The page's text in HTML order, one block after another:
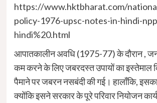
https://www.hktbharat.com/
policy-1976-upsc-notes-in-hindi-
hindi%20.html
आपातकालीन अवधि (1975-77) के दौरान ,
कम करने के लिए जबरदस्त उपायों का इस्तेमाल
पैमाने पर जबरन नसबंदी की गई। हालाँकि,
क्योंकि इसने सरकार के पूरे परिवार नियोजन